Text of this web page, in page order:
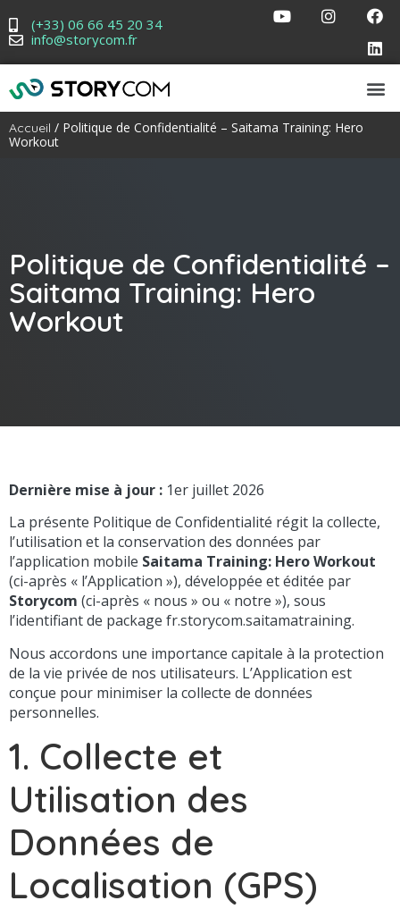
(+33) 06 66 45 20 34
info@storycom.fr
Accueil / Politique de Confidentialité – Saitama Training: Hero
Workout
Politique de Confidentialité –
Saitama Training: Hero
Workout
Dernière mise à jour : 1er juillet 2026
La présente Politique de Confidentialité régit la collecte,
l’utilisation et la conservation des données par
l’application mobile Saitama Training: Hero Workout
(ci-après « l’Application »), développée et éditée par
Storycom (ci-après « nous » ou « notre »), sous
l’identifiant de package fr.storycom.saitamatraining.
Nous accordons une importance capitale à la protection
de la vie privée de nos utilisateurs. L’Application est
conçue pour minimiser la collecte de données
personnelles.
1. Collecte et
Utilisation des
Données de
Localisation (GPS)